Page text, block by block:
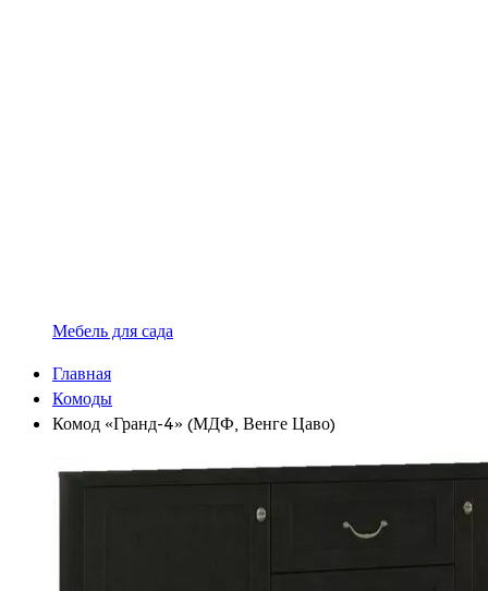
Мебель для сада
Главная
Комоды
Комод «Гранд-4» (МДФ, Венге Цаво)